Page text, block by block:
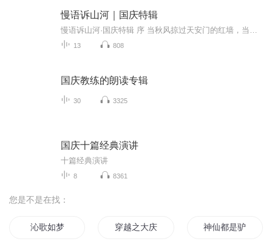
慢语诉山河｜国庆特辑
13 808
国庆教练的朗读专辑
30 3325
国庆十篇经典演讲
十篇经典演讲
8 8361
您是不是在找：
沁歌如梦 穿越之大庆帝国 神仙都是驴变的